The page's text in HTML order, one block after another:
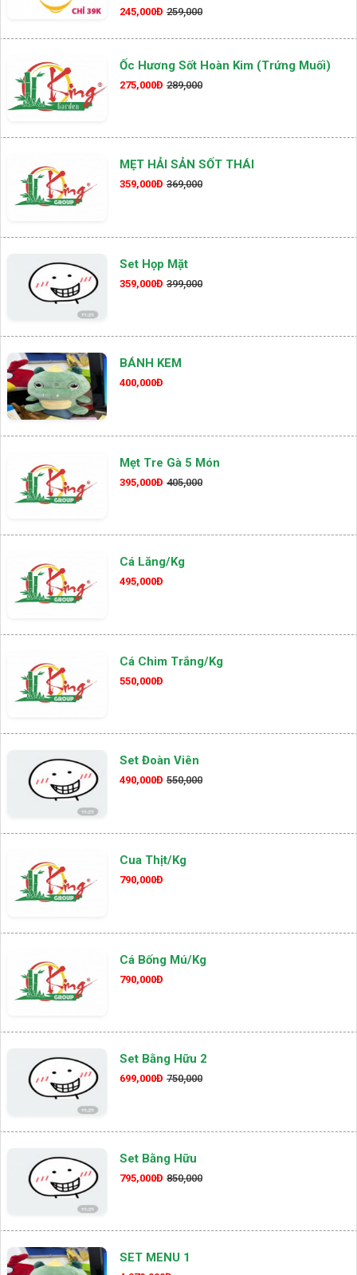
245,000Đ 259,000
Ốc Hương Sốt Hoàn Kim (Trứng Muối)
275,000Đ 289,000
MẸT HẢI SẢN SỐT THÁI
359,000Đ 369,000
Set Họp Mặt
359,000Đ 399,000
BÁNH KEM
400,000Đ
Mẹt Tre Gà 5 Món
395,000Đ 405,000
Cá Lăng/kg
495,000Đ
Cá Chim Trắng/kg
550,000Đ
Set Đoàn Viên
490,000Đ 550,000
Cua Thịt/kg
790,000Đ
Cá Bống Mú/kg
790,000Đ
Set Bằng Hữu 2
699,000Đ 750,000
Set Bằng Hữu
795,000Đ 850,000
SET MENU 1